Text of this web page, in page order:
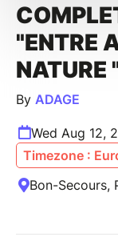
"ENTRE
NATURE
By ADAGE
Wed Aug 12,
Timezone :
Bon-Secours,